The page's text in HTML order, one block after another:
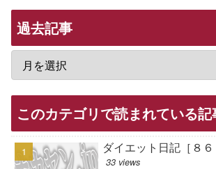
過去記事
このカテゴリで読まれている記
ダイエット日記［８６
33 views